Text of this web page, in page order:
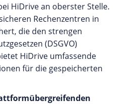
HiDrive an oberster Stelle.
Rechenzentren in
die den strengen
(DSGVO)
HiDrive umfassende
für die gespeicherten